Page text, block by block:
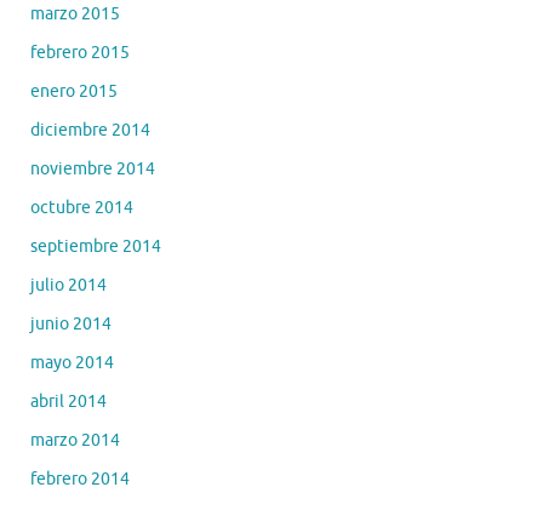
marzo 2015
febrero 2015
enero 2015
diciembre 2014
noviembre 2014
octubre 2014
septiembre 2014
julio 2014
junio 2014
mayo 2014
abril 2014
marzo 2014
febrero 2014